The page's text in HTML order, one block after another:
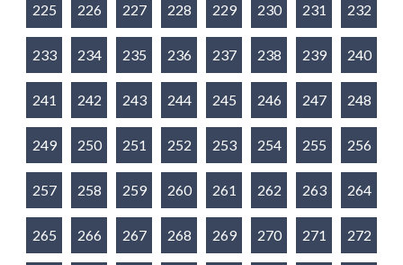
225 226 227 228 229 230 231 232
233 234 235 236 237 238 239 240
241 242 243 244 245 246 247 248
249 250 251 252 253 254 255 256
257 258 259 260 261 262 263 264
265 266 267 268 269 270 271 272